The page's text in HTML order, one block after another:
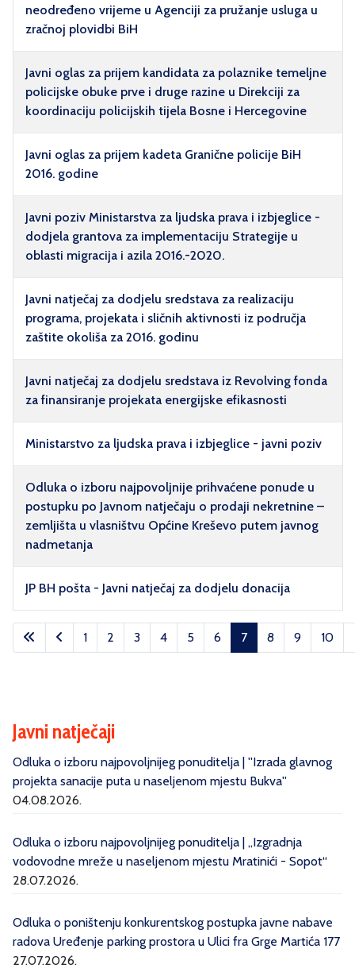
Članci
neodređeno vrijeme u Agenciji za pružanje usluga u
zračnoj plovidbi BiH
Javni oglas za prijem kandidata za polaznike temeljne
policijske obuke prve i druge razine u Direkciji za
koordinaciju policijskih tijela Bosne i Hercegovine
Javni oglas za prijem kadeta Granične policije BiH
2016. godine
Javni poziv Ministarstva za ljudska prava i izbjeglice -
dodjela grantova za implementaciju Strategije u
oblasti migracija i azila 2016.-2020.
Javni natječaj za dodjelu sredstava za realizaciju
programa, projekata i sličnih aktivnosti iz područja
zaštite okoliša za 2016. godinu
Javni natječaj za dodjelu sredstava iz Revolving fonda
za finansiranje projekata energijske efikasnosti
Ministarstvo za ljudska prava i izbjeglice - javni poziv
Odluka o izboru najpovoljnije prihvaćene ponude u
postupku po Javnom natječaju o prodaji nekretnine –
zemljišta u vlasništvu Općine Kreševo putem javnog
nadmetanja
JP BH pošta - Javni natječaj za dodjelu donacija
Stranica 7 od 10
1 2 3 4 5 6 7 8 9 10
Javni natječaji
Odluka o izboru najpovoljnijeg ponuditelja | ''Izrada glavnog
projekta sanacije puta u naseljenom mjestu Bukva''
04.08.2026.
Odluka o izboru najpovoljnijeg ponuditelja | „Izgradnja
vodovodne mreže u naseljenom mjestu Mratinići - Sopot“
28.07.2026.
Odluka o poništenju konkurentskog postupka javne nabave
radova Uređenje parking prostora u Ulici fra Grge Martića 177
27.07.2026.